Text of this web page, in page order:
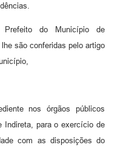
Prefeito do Município de
são conferidas pelo artigo
nos órgãos públicos
Indireta, para o exercício de
com as disposições do